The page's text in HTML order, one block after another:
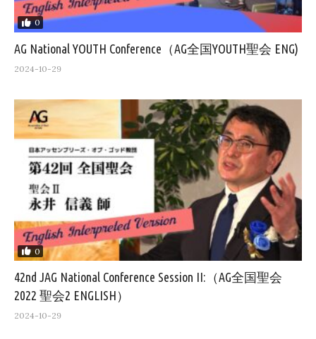
0
AG National YOUTH Conference（AG全国YOUTH聖会 ENG)
2024-10-29
0
42nd JAG National Conference Session II:（AG全国聖会
2022 聖会2 ENGLISH）
2024-10-29